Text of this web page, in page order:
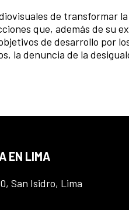
de transformar
que, además de su
de desarrollo por
la denuncia de la
EN LIMA
San Isidro, Lima